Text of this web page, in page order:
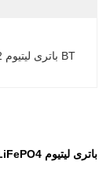
BT باتری لیتیوم 12 ولت 105AH
باتری لیتیوم 12V 105AH LiFePO4 با کیس H6 DIN و BMS هوشمند